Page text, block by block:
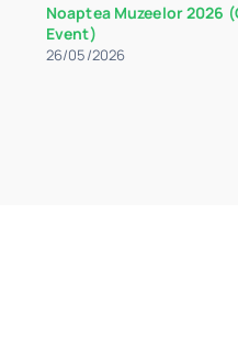
Noaptea Muzeelor 2026
Event)
26/05/2026